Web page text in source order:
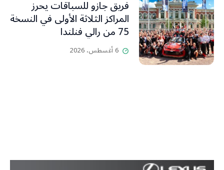
فريق جازو للسباقات يحرز
المراكز الثلاثة الأولى في النسخة
75 من رالي فنلندا
6 أغسطس، 2026